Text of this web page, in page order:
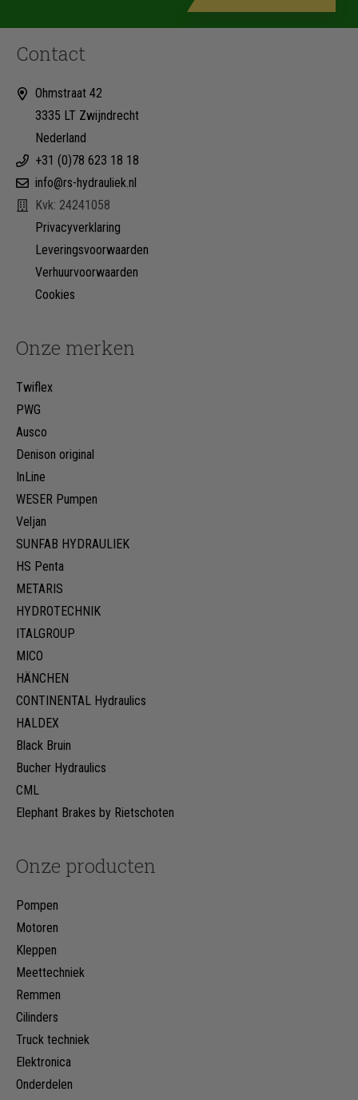
Onze merken
Twiflex
PWG
Ausco
Denison original
InLine
WESER Pumpen
Veljan
SUNFAB HYDRAULIEK
HS Penta
METARIS
HYDROTECHNIK
ITALGROUP
MICO
HÄNCHEN
CONTINENTAL Hydraulics
HALDEX
Black Bruin
Bucher Hydraulics
CML
Elephant Brakes by Rietschoten
Onze producten
Pompen
Motoren
Kleppen
Meettechniek
Remmen
Cilinders
Truck techniek
Elektronica
Onderdelen
Contact
Ohmstraat 42
3335 LT Zwijndrecht
Nederland
+31 (0)78 623 18 18
info@rs-hydrauliek.nl
Kvk: 24241058
Privacyverklaring
Leveringsvoorwaarden
Verhuurvoorwaarden
Cookies